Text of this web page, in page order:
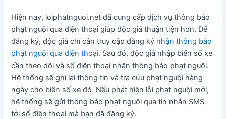
Hiện nay, loiphatnguoi.net đã cung cấp dịch vụ thông báo
phạt nguội qua điện thoại giúp độc giả thuận tiện hơn. Để
đăng ký, độc giả chỉ cần truy cập đăng ký nhận thông báo
phạt nguội qua điện thoại. Sau đó, độc giả nhập biển số xe
cần theo dõi và số điện thoại nhận thông báo phạt nguội.
Hệ thống sẽ ghi lại thông tin và tra cứu phạt nguội hàng
ngày cho biển số xe đó. Nếu phát hiện lỗi phạt nguội mới,
hệ thống sẽ gửi thông báo phạt nguội qua tin nhắn SMS
tới số điện thoại mà bạn đã đăng ký.